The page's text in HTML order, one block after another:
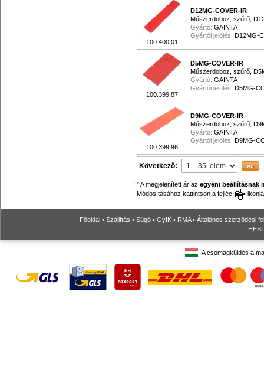
100.400.01
D12MG-COVER-IR
Műszerdoboz, szűrő,
Gyártó: GAINTA
Gyártói jelölés: D12MG-
100.399.87
D5MG-COVER-IR
Műszerdoboz, szűrő,
Gyártó: GAINTA
Gyártói jelölés: D5MG-
100.399.96
D9MG-COVER-IR
Műszerdoboz, szűrő,
Gyártó: GAINTA
Gyártói jelölés: D9MG-
Következő:
*A megjelenített ár az egyéni beállításnak
Módosításához kattintson a fejléc
Főoldal • Szállítás • Súgó • GyIK • RMA• Általános szerződési
A csomagküldés a